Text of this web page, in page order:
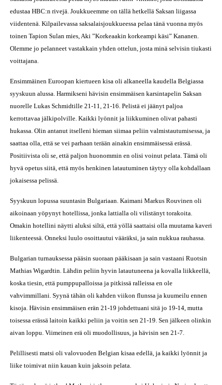
edustaa HBC:n rivejä. Joukkueemme on tällä hetkellä Saksan liigassa
viidentenä. Kilpailevassa saksalaisjoukkueessa pelaa tänä vuonna myös
toinen Tapion Sulan mies, Aki ”Korkeaakin korkeampi käsi” Kananen.
Olemme jo pelanneet vastakkain yhden ottelun, josta minä selvisin tiukasti
voittajana.
Ensimmäinen Euroopan kiertueen kisa oli alkaneella kaudella Belgiassa
syyskuun alussa. Harmikseni hävisin ensimmäisen karsintapelin Saksan
nuorelle Lukas Schmidtille 21-11, 21-16. Pelistä ei jäänyt paljoa
kerrottavaa jälkipolville. Kaikki lyönnit ja liikkuminen olivat pahasti
hukassa. Olin antanut itselleni hieman siimaa peliin valmistautumisessa, ja
saattaa olla, että se vei parhaan terään ainakin ensimmäisessä erässä.
Positiivista oli se, että paljon huonommin en olisi voinut pelata. Tämä oli
hyvä opetus siitä, että myös henkinen latautuminen täytyy olla kohdallaan
jokaisessa pelissä.
Syyskuun lopussa suuntasin Bulgariaan. Kaimani Markus Rouvinen oli
aikoinaan yöpynyt hotellissa, jonka lattialla oli vilistänyt torakoita.
Omakin hotellini näytti aluksi siltä, että yöllä saattaisi olla muutama kaveri
liikenteessä. Onneksi luulo osoittautui vääräksi, ja sain nukkua rauhassa.
Bulgarian turnauksessa pääsin suoraan pääkisaan ja sain vastaani Ruotsin
Mathias Wigardtin. Lähdin peliin hyvin latautuneena ja kovalla liikkeellä,
koska tiesin, että pumppupalloissa ja pitkissä ralleissa en ole
vahvimmillani. Syynä tähän oli kahden viikon flunssa ja kuumeilu ennen
kisoja. Hävisin ensimmäisen erän 21-19 johdettuani sitä jo 19-14, mutta
toisessa erässä laitoin kaikki peliin ja voitin sen 21-19. Sen jälkeen olinkin
aivan loppu. Viimeinen erä oli muodollisuus, ja hävisin sen 21-7.
Pelillisesti matsi oli valovuoden Belgian kisaa edellä, ja kaikki lyönnit ja
liike toimivat niin kauan kuin jaksoin pelata.